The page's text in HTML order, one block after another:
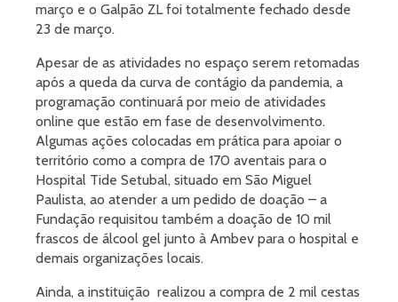
março e o Galpão ZL foi totalmente fechado desde
23 de março.
Apesar de as atividades no espaço serem retomadas
após a queda da curva de contágio da pandemia, a
programação continuará por meio de atividades
online que estão em fase de desenvolvimento.
Algumas ações colocadas em prática para apoiar o
território como a compra de 170 aventais para o
Hospital Tide Setubal, situado em São Miguel
Paulista, ao atender a um pedido de doação – a
Fundação requisitou também a doação de 10 mil
frascos de álcool gel junto à Ambev para o hospital e
demais organizações locais.
Ainda, a instituição realizou a compra de 2 mil cestas